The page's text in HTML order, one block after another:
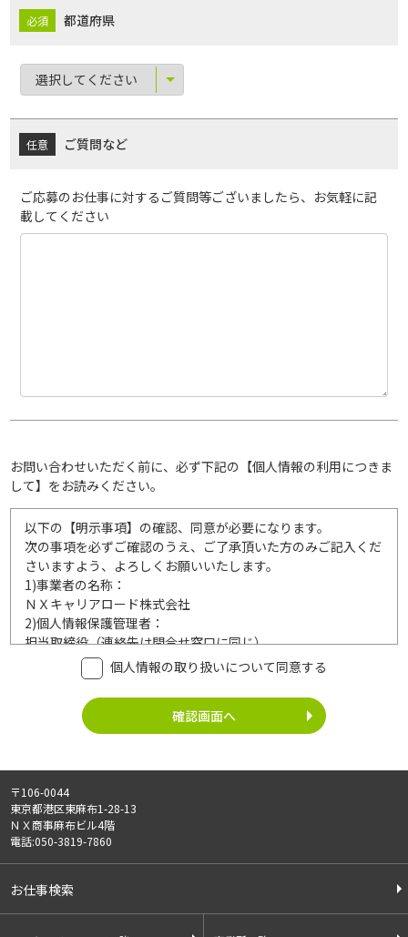
都道府県
ご質問など
ご応募のお仕事に対するご質問等ございましたら、お気軽に記
載してください
お問い合わせいただく前に、必ず下記の【個人情報の利用につきま
して】をお読みください。
以下の【明示事項】の確認、同意が必要になります。
次の事項を必ずご確認のうえ、ご了承頂いた方のみご記入くだ
さいますよう、よろしくお願いいたします。
1)事業者の名称：
ＮＸキャリアロード株式会社
2)個人情報保護管理者：
担当取締役（連絡先は問合せ窓口に同じ）
利用目的：
ご記入頂いた個人情報は、次の利用目的達成の範囲内において
利用いたします。
個人情報の利用
有料職業紹介事業
・請負事業
ご記入頂いた個人情報は、法令等に定める場合を除いて、ご本
人様の同意なく、第三者に提供することはございません。
5)外部の委託：
個人情報の取り扱いについて同意する
〒106-0044
東京都港区東麻布1-28-13
ＮＸ商事麻布ビル4階
電話:050-3819-7860
お仕事検索